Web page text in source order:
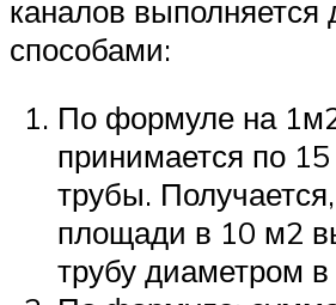
каналов выполняется
способами:
По формуле на
принимается по
трубы.
площади в 10 м2
трубу диаметром